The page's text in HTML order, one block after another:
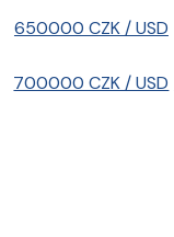
650000 CZK / USD
700000 CZK / USD